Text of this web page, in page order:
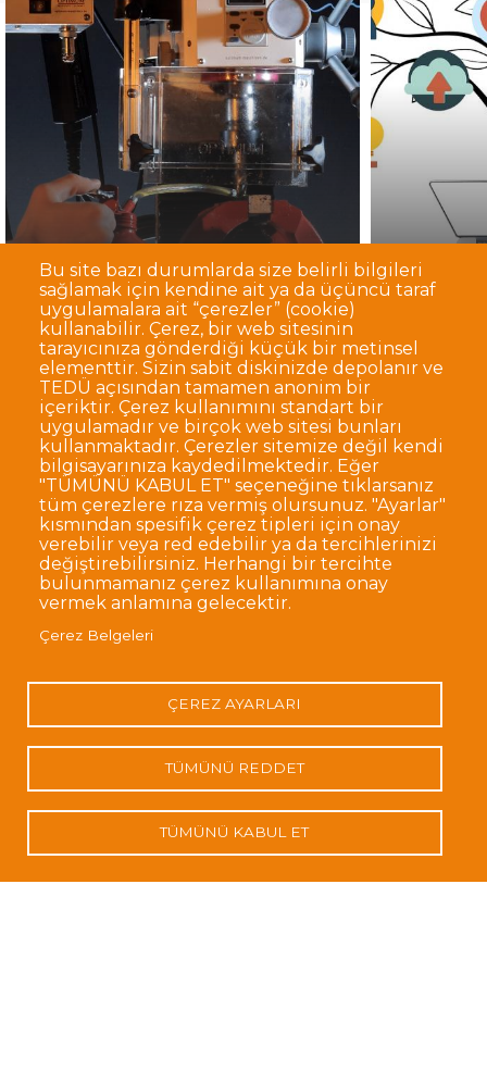
Bölüm Tanıtımı
Haberler ve Etkinlikler
Ziyareti
21 Mayıs 2024
Bu site bazı durumlarda size belirli bilgileri
sağlamak için kendine ait ya da üçüncü taraf
uygulamalara ait “çerezler” (cookie)
kullanabilir. Çerez, bir web sitesinin
tarayıcınıza gönderdiği küçük bir metinsel
elementtir. Sizin sabit diskinizde depolanır ve
TEDÜ açısından tamamen anonim bir
içeriktir. Çerez kullanımını standart bir
uygulamadır ve birçok web sitesi bunları
kullanmaktadır. Çerezler sitemize değil kendi
bilgisayarınıza kaydedilmektedir. Eğer
"TÜMÜNÜ KABUL ET" seçeneğine tıklarsanız
tüm çerezlere rıza vermiş olursunuz. "Ayarlar"
kısmından spesifik çerez tipleri için onay
verebilir veya red edebilir ya da tercihlerinizi
değiştirebilirsiniz. Herhangi bir tercihte
bulunmamanız çerez kullanımına onay
vermek anlamına gelecektir.
Çerez Belgeleri
ÇEREZ AYARLARI
TÜMÜNÜ REDDET
TÜMÜNÜ KABUL ET